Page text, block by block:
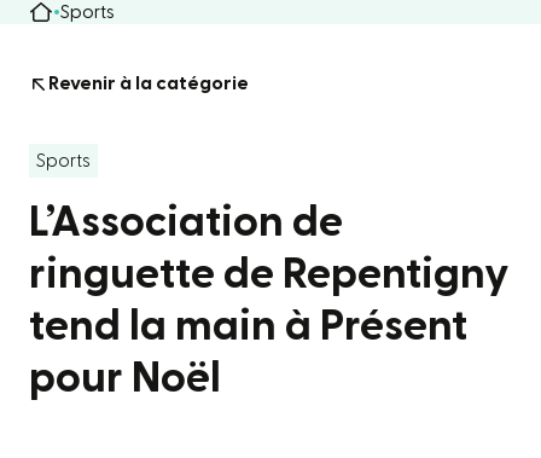
Sports
Revenir à la catégorie
Sports
L’Association de
ringuette de Repentigny
tend la main à Présent
pour Noël